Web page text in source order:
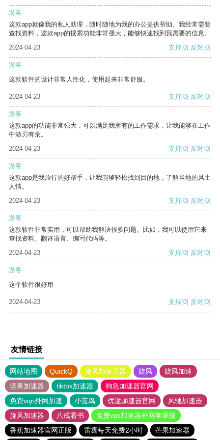
游客
这款app就像我的私人助理，随时随地为我的办公提供帮助。我经常需要
查找资料，这款app的搜索功能非常强大，能够快速找到我需要的信息。
2024-04-23
支持[0] 反对[0]
游客
这款软件的设计非常人性化，使用起来非常舒服。
2024-04-23 支持[0] 反对[0]
游客
这款app的功能非常强大，可以满足我所有的工作需求，让我能够在工作
中游刃有余。
2024-04-23
支持[0] 反对[0]
游客
这款app是我旅行的好帮手，让我能够轻松找到目的地，了解当地的风土
人情。
2024-04-23
支持[0] 反对[0]
游客
这款软件非常实用，可以帮助我解决很多问题。比如，我可以使用它来
查找资料、翻译语言、编写代码等。
2024-04-23
支持[0] 反对[0]
游客
这个软件很好用
2024-04-23 支持[0] 反对[0]
友情链接
网站地图 QuickQ 旋风加速度器 旋风
旋风加速
坚果加速器
tiktok加速器
狗急加速器官网
免费vqn外网加速
小蓝鸟 优途加速器官网
风驰加速器
旋风加速器
八戒看书
免费vps加速器外网苹果版
香蕉加速器官网正版
雷霆每天免费2小时 芒果加速器